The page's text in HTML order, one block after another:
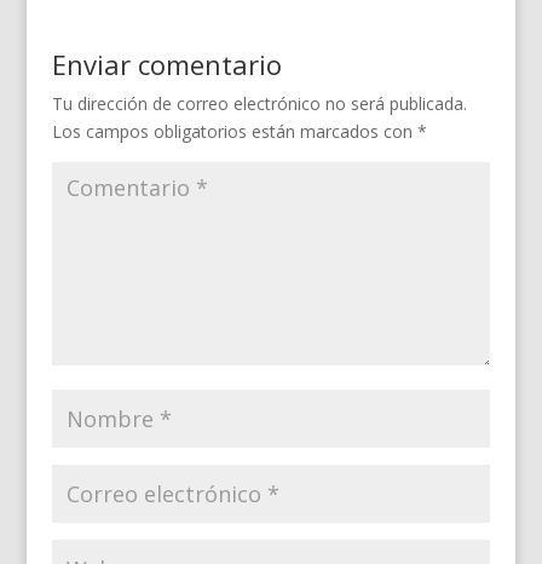
Enviar comentario
Tu dirección de correo electrónico no será publicada.
Los campos obligatorios están marcados con *